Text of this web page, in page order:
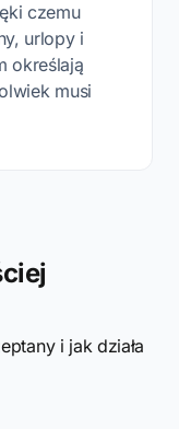
czemu
urlopy i
określają
musi
i jak działa